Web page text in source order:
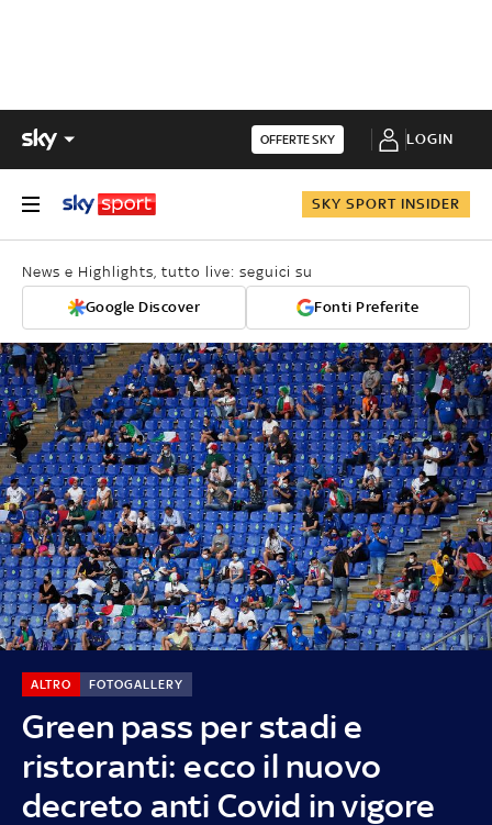
OFFERTE SKY LOGIN
SKY SPORT INSIDER
News e Highlights, tutto live: seguici su
Google Discover Fonti Preferite
Green pass per stadi e
ristoranti: ecco il nuovo
decreto anti Covid in vigore
ALTRO FOTOGALLERY